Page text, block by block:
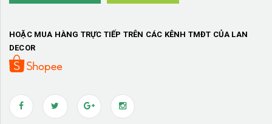
HOẶC MUA HÀNG TRỰC TIẾP TRÊN CÁC KÊNH TMĐT CỦA LAN
DECOR